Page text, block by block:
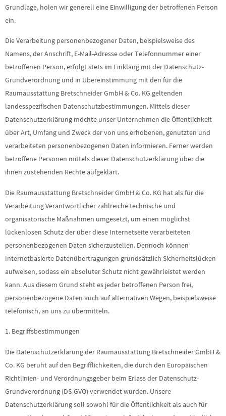
Grundlage, holen wir generell eine Einwilligung der betroffenen Person
ein.
Die Verarbeitung personenbezogener Daten, beispielsweise des
Namens, der Anschrift, E-Mail-Adresse oder Telefonnummer einer
betroffenen Person, erfolgt stets im Einklang mit der Datenschutz-
Grundverordnung und in Übereinstimmung mit den für die
Raumausstattung Bretschneider GmbH & Co. KG geltenden
landesspezifischen Datenschutzbestimmungen. Mittels dieser
Datenschutzerklärung möchte unser Unternehmen die Öffentlichkeit
über Art, Umfang und Zweck der von uns erhobenen, genutzten und
verarbeiteten personenbezogenen Daten informieren. Ferner werden
betroffene Personen mittels dieser Datenschutzerklärung über die
ihnen zustehenden Rechte aufgeklärt.
Die Raumausstattung Bretschneider GmbH & Co. KG hat als für die
Verarbeitung Verantwortlicher zahlreiche technische und
organisatorische Maßnahmen umgesetzt, um einen möglichst
lückenlosen Schutz der über diese Internetseite verarbeiteten
personenbezogenen Daten sicherzustellen. Dennoch können
Internetbasierte Datenübertragungen grundsätzlich Sicherheitslücken
aufweisen, sodass ein absoluter Schutz nicht gewährleistet werden
kann. Aus diesem Grund steht es jeder betroffenen Person frei,
personenbezogene Daten auch auf alternativen Wegen, beispielsweise
telefonisch, an uns zu übermitteln.
1. Begriffsbestimmungen
Die Datenschutzerklärung der Raumausstattung Bretschneider GmbH &
Co. KG beruht auf den Begrifflichkeiten, die durch den Europäischen
Richtlinien- und Verordnungsgeber beim Erlass der Datenschutz-
Grundverordnung (DS-GVO) verwendet wurden. Unsere
Datenschutzerklärung soll sowohl für die Öffentlichkeit als auch für